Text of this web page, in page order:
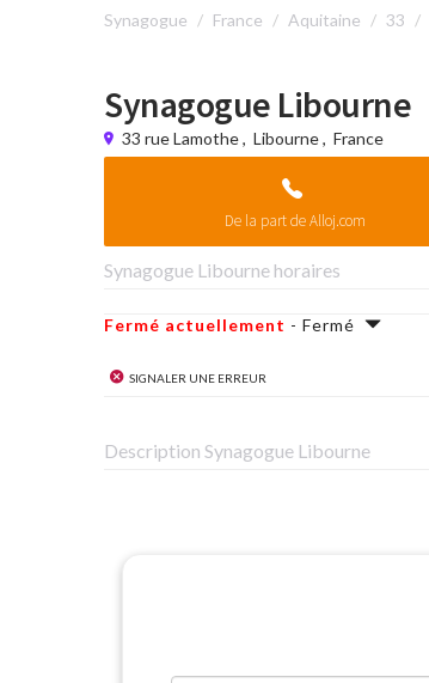
Synagogue France Aquitaine 33
Synagogue Libourne
33 rue Lamothe, Libourne, France
De la part de Alloj.com
Synagogue Libourne horaires
Fermé actuellement - Fermé
Signaler une erreur
Description Synagogue Libourne